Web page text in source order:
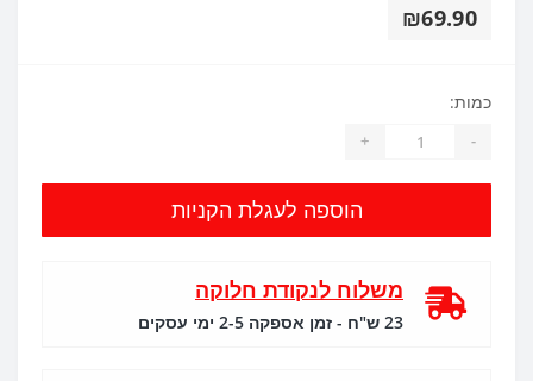
₪69.90
כמות:
-
+
הוספה לעגלת הקניות
משלוח לנקודת חלוקה
23 ש"ח - זמן אספקה 2-5 ימי עסקים